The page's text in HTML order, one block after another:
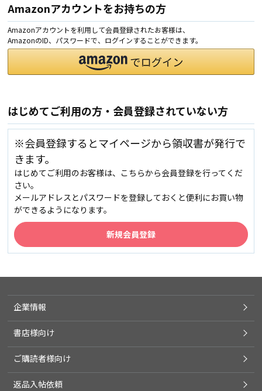
Amazonアカウントをお持ちの方
Amazonアカウントを利用して会員登録されたお客様は、
AmazonのID、パスワードで、ログインすることができます。
はじめてご利用の方・会員登録されていない方
※会員登録するとマイページから領収書が発行で
きます。
はじめてご利用のお客様は、こちらから会員登録を行ってくだ
さい。
メールアドレスとパスワードを登録しておくと便利にお買い物
ができるようになります。
企業情報
書店様向け
ご購読者様向け
返品入帖依頼